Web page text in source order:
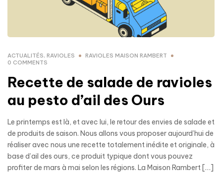
ACTUALITÉS, RAVIOLES
RAVIOLES MAISON RAMBERT
0 COMMENTS
Recette de salade de ravioles
au pesto d’ail des Ours
Le printemps est là, et avec lui, le retour des envies de salade et
de produits de saison. Nous allons vous proposer aujourd’hui de
réaliser avec nous une recette totalement inédite et originale, à
base d’ail des ours, ce produit typique dont vous pouvez
profiter de mars à mai selon les régions. La Maison Rambert […]